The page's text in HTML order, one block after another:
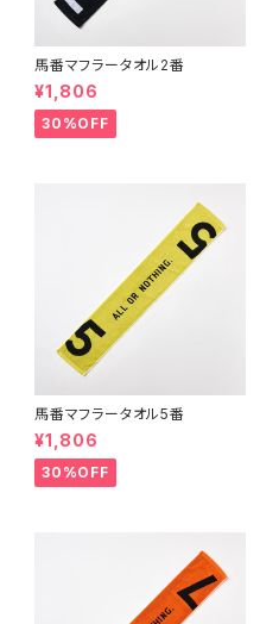
馬番マフラータオル2番
¥1,806
30%OFF
馬番マフラータオル5番
¥1,806
30%OFF